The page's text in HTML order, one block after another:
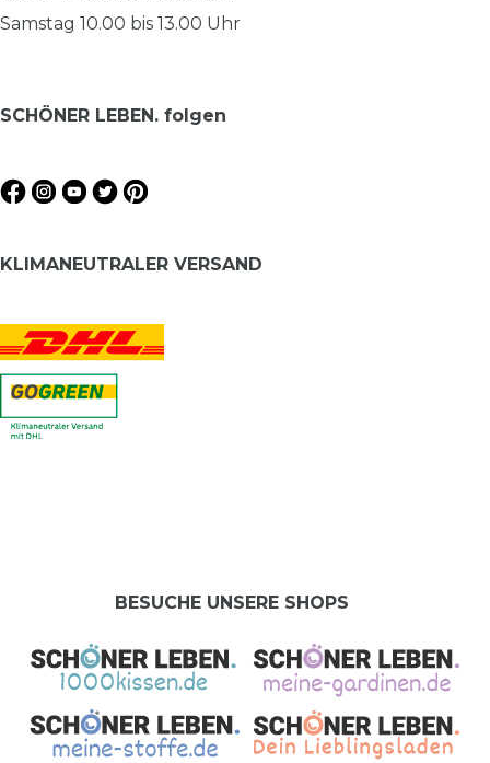
Samstag 10.00 bis 13.00 Uhr
SCHÖNER LEBEN. folgen
KLIMANEUTRALER VERSAND
BESUCHE UNSERE SHOPS